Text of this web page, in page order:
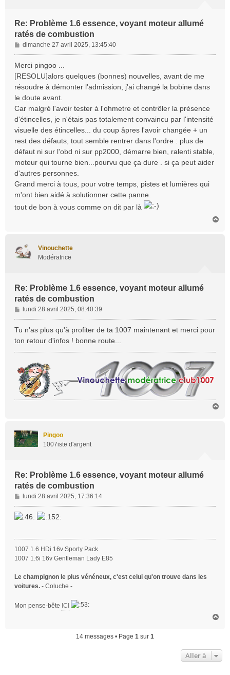
Re: Problème 1.6 essence, voyant moteur allumé
ratés de combustion
M
e
a
g
e
dimanche 27 avril 2025, 13:45:40
Merci pingoo ...
[RESOLU]alors quelques (bonnes) nouvelles, avant de me
résoudre à démonter l'admission, j'ai changé la bobine dans
le doute avant.
Car malgré l'avoir tester à l'ohmetre et contrôler la présence
d'étincelles, je n'étais pas totalement convaincu par l'intensité
visuelle des étincelles... du coup âpres l'avoir changée + un
rest des défauts, tout semble rentrer dans l'ordre : plus de
défaut ni sur l'obd ni sur pp2000, démarre bien, ralenti stable,
moteur qui tourne bien...pourvu que ça dure . si ça peut aider
d'autres personnes.
Grand merci à tous, pour votre temps, pistes et lumières qui
m'ont bien aidé à solutionner cette panne.
tout de bon à vous comme on dit par là
Vinouchette
Modératrice
Re: Problème 1.6 essence, voyant moteur allumé
ratés de combustion
M
e
a
g
lundi 28 avril 2025, 08:40:39
Tu n'as plus qu'à profiter de ta 1007 maintenant et merci pour
ton retour d'infos ! bonne route...
Pingoo
1007iste d'argent
Re: Problème 1.6 essence, voyant moteur allumé
ratés de combustion
M
e
s
g
e
lundi 28 avril 2025, 17:36:14
1007 1.6 HDi 16v Sporty Pack
1007 1.6i 16v Gentleman Lady E85
Le champignon le plus vénéneux, c'est celui qu'on trouve dans les
voitures. - Coluche -
Mon pense-bête ICI
14 messages • Page 1 sur 1
Aller à